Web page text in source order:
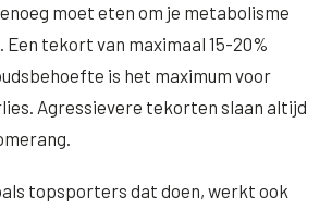
moet eten om je metabolisme
Een tekort van maximaal 15-20%
is het maximum voor
Agressievere tekorten slaan altijd
topsporters dat doen, werkt ook